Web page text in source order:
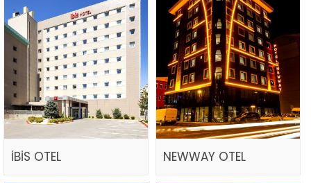
İBİS OTEL NEWWAY OTEL